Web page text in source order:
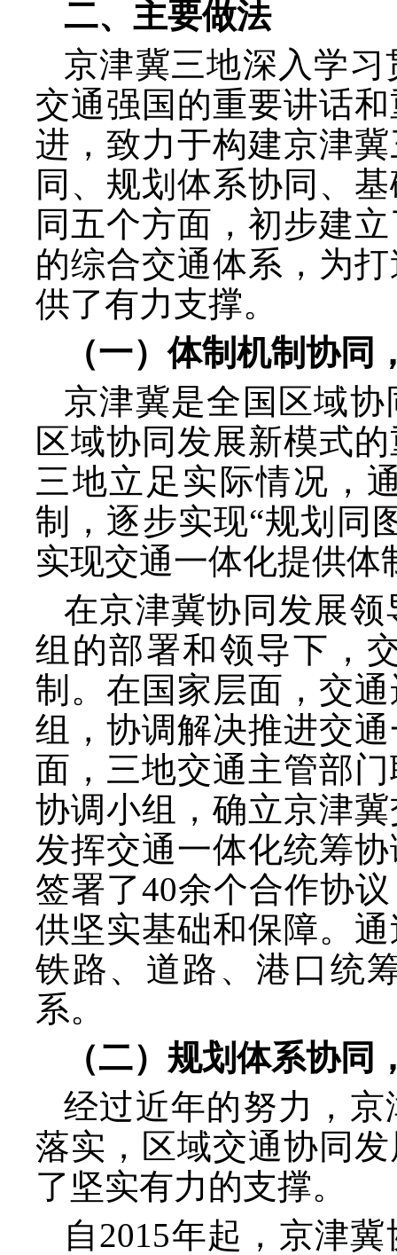
二、主要做法
京津冀三地深入学
交通强国的重要讲话
进，致力于构建京津
同、规划体系协同、
同五个方面，初步建
的综合交通体系，为
供了有力支撑。
（一）体制机制协同
京津冀是全国区域
区域协同发展新模式
三地立足实际情况，
制，逐步实现“规划同
实现交通一体化提供体
在京津冀协同发展
组的部署和领导下，
制。在国家层面，交
组，协调解决推进交
面，三地交通主管部
协调小组，确立京津
发挥交通一体化统筹
签署了40余个合作协
供坚实基础和保障。
铁路、道路、港口统
系。
（二）规划体系协同
经过近年的努力，
落实，区域交通协同
了坚实有力的支撑。
自2015年起，京津